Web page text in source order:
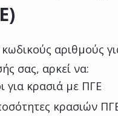
αριθμούς
σας, αρκεί να:
για κρασιά με ΠΓΕ
κρασιών